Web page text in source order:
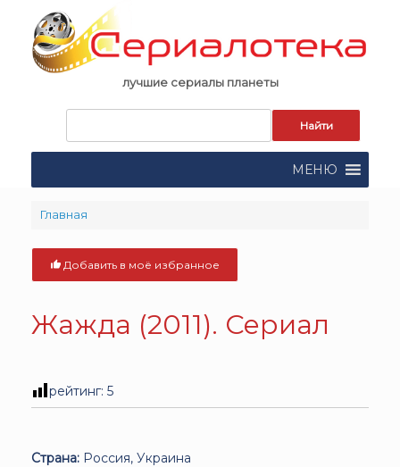
content
лучшие сериалы планеты
поиска:
МЕНЮ
Главная
Добавить в моё избранное
Жажда (2011). Сериал
рейтинг: 5
Страна: Россия, Украина